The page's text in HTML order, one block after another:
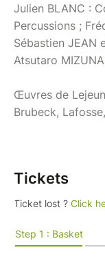
Julien BLANC :
Percussions ;
Sébastien JEAN
Atsutaro
Œuvres de
Brubeck,
Tickets